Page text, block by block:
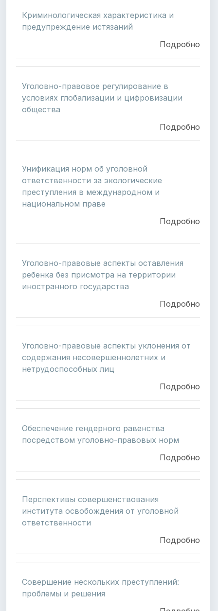
Криминологическая характеристика и
предупреждение истязаний
Подробно
Уголовно-правовое регулирование в
условиях глобализации и цифровизации
общества
Подробно
Унификация норм об уголовной
ответственности за экологические
преступления в международном и
национальном праве
Подробно
Уголовно-правовые аспекты оставления
ребенка без присмотра на территории
иностранного государства
Подробно
Уголовно-правовые аспекты уклонения от
содержания несовершеннолетних и
нетрудоспособных лиц
Подробно
Обеспечение гендерного равенства
посредством уголовно-правовых норм
Подробно
Перспективы совершенствования
института освобождения от уголовной
ответственности
Подробно
Совершение нескольких преступлений:
проблемы и решения